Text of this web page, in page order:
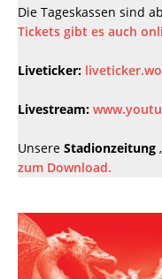
Die Tageskassen sind
Tickets gibt es auch
Liveticker:
Livestream:
Unsere Stadionzeitung
zum Download.